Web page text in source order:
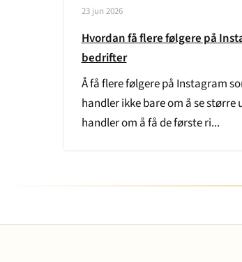
23 jun 2026
Hvordan få flere følgere på
bedrifter
Å få flere følgere på Instagram
handler ikke bare om å se større
handler om å få de første ri...